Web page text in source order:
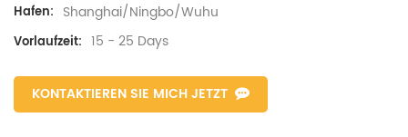
Hafen: Shanghai/Ningbo/Wuhu
Vorlaufzeit: 15 - 25 Days
KONTAKTIEREN SIE MICH JETZT